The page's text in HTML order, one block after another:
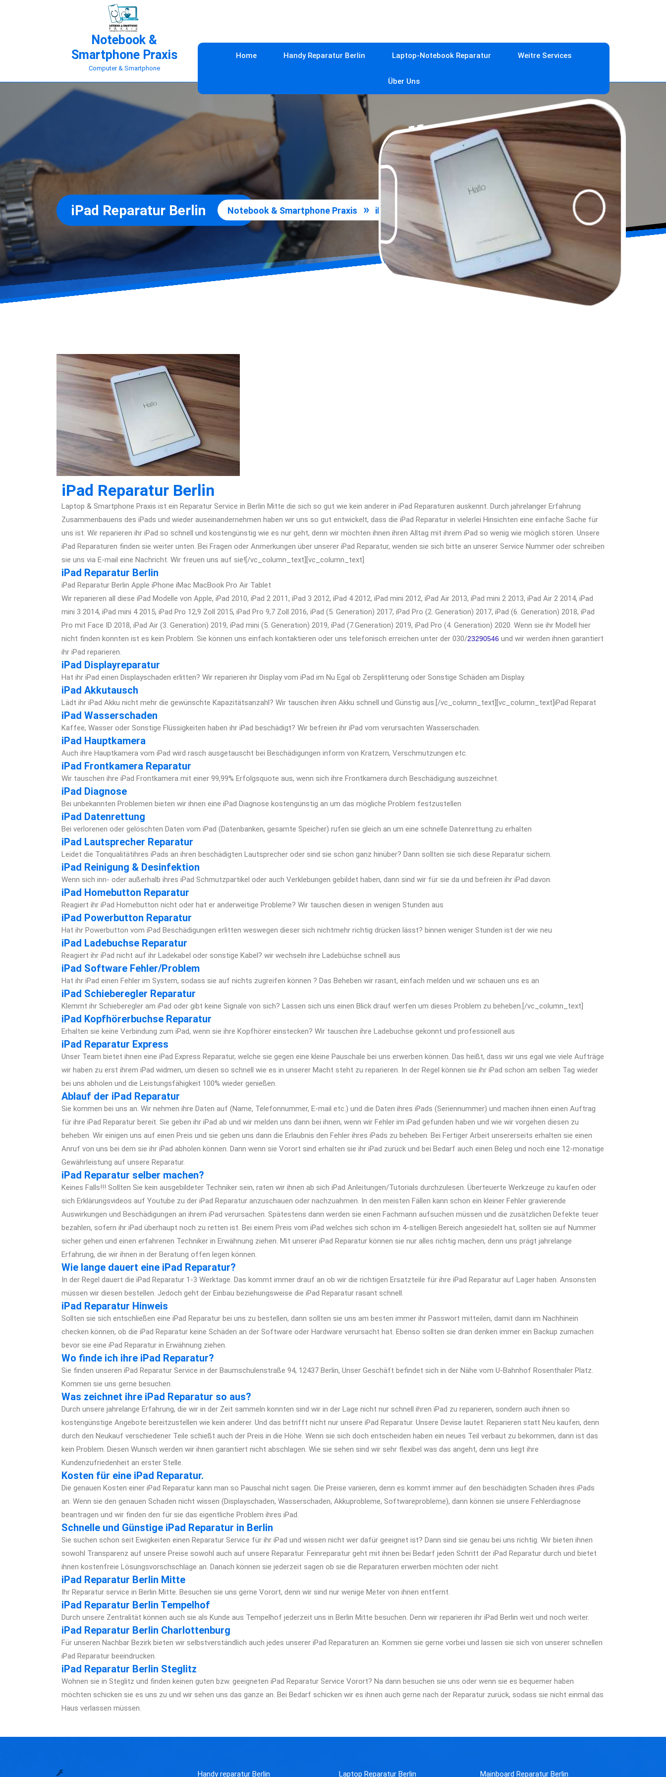
Notebook &
Smartphone Praxis
Computer & Smartphone
Home Handy Reparatur Berlin Laptop-Notebook Reparatur Weitre Services
Über Uns
iPad Reparatur Berlin Notebook & Smartphone Praxis » iPad Reparatur Berlin
iPad Reparatur Berlin
Laptop & Smartphone Praxis ist ein Reparatur Service in Berlin Mitte die sich so gut wie kein anderer in iPad Reparaturen auskennt. Durch jahrelanger Erfahrung
Zusammenbauens des iPads und wieder auseinandernehmen haben wir uns so gut entwickelt, dass die iPad Reparatur in vielerlei Hinsichten eine einfache Sache für
uns ist. Wir reparieren ihr iPad so schnell und kostengünstig wie es nur geht, denn wir möchten ihnen ihren Alltag mit ihrem iPad so wenig wie möglich stören. Unsere
iPad Reparaturen finden sie weiter unten. Bei Fragen oder Anmerkungen über unserer iPad Reparatur, wenden sie sich bitte an unserer Service Nummer oder schreiben
sie uns via E-mail eine Nachricht. Wir freuen uns auf sie![/vc_column_text][vc_column_text]
iPad Reparatur Berlin
iPad Reparatur Berlin Apple iPhone iMac MacBook Pro Air Tablet
Wir reparieren all diese iPad Modelle von Apple, iPad 2010, iPad 2 2011, iPad 3 2012, iPad 4 2012, iPad mini 2012, iPad Air 2013, iPad mini 2 2013, iPad Air 2 2014, iPad
mini 3 2014, iPad mini 4 2015, iPad Pro 12,9 Zoll 2015, iPad Pro 9,7 Zoll 2016, iPad (5. Generation) 2017, iPad Pro (2. Generation) 2017, iPad (6. Generation) 2018, iPad
Pro mit Face ID 2018, iPad Air (3. Generation) 2019, iPad mini (5. Generation) 2019, iPad (7.Generation) 2019, iPad Pro (4. Generation) 2020. Wenn sie ihr Modell hier
nicht finden konnten ist es kein Problem. Sie können uns einfach kontaktieren oder uns telefonisch erreichen unter der 030/23290546 und wir werden ihnen garantiert
ihr iPad reparieren.
iPad Displayreparatur
Hat ihr iPad einen Displayschaden erlitten? Wir reparieren ihr Display vom iPad im Nu Egal ob Zersplitterung oder Sonstige Schäden am Display.
iPad Akkutausch
Lädt ihr iPad Akku nicht mehr die gewünschte Kapazitätsanzahl? Wir tauschen ihren Akku schnell und Günstig aus.[/vc_column_text][vc_column_text]iPad Reparat
iPad Wasserschaden
Kaffee, Wasser oder Sonstige Flüssigkeiten haben ihr iPad beschädigt? Wir befreien ihr iPad vom verursachten Wasserschaden.
iPad Hauptkamera
Auch ihre Hauptkamera vom iPad wird rasch ausgetauscht bei Beschädigungen inform von Kratzern, Verschmutzungen etc.
iPad Frontkamera Reparatur
Wir tauschen ihre iPad Frontkamera mit einer 99,99% Erfolgsquote aus, wenn sich ihre Frontkamera durch Beschädigung auszeichnet.
iPad Diagnose
Bei unbekannten Problemen bieten wir ihnen eine iPad Diagnose kostengünstig an um das mögliche Problem festzustellen
iPad Datenrettung
Bei verlorenen oder gelöschten Daten vom iPad (Datenbanken, gesamte Speicher) rufen sie gleich an um eine schnelle Datenrettung zu erhalten
iPad Lautsprecher Reparatur
Leidet die Tonqualitätihres iPads an ihren beschädigten Lautsprecher oder sind sie schon ganz hinüber? Dann sollten sie sich diese Reparatur sichern.
iPad Reinigung & Desinfektion
Wenn sich inn- oder außerhalb ihres iPad Schmutzpartikel oder auch Verklebungen gebildet haben, dann sind wir für sie da und befreien ihr iPad davon.
iPad Homebutton Reparatur
Reagiert ihr iPad Homebutton nicht oder hat er anderweitige Probleme? Wir tauschen diesen in wenigen Stunden aus
iPad Powerbutton Reparatur
Hat ihr Powerbutton vom iPad Beschädigungen erlitten weswegen dieser sich nichtmehr richtig drücken lässt? binnen weniger Stunden ist der wie neu
iPad Ladebuchse Reparatur
Reagiert ihr iPad nicht auf ihr Ladekabel oder sonstige Kabel? wir wechseln ihre Ladebüchse schnell aus
iPad Software Fehler/Problem
Hat ihr iPad einen Fehler im System, sodass sie auf nichts zugreifen können ? Das Beheben wir rasant, einfach melden und wir schauen uns es an
iPad Schieberegler Reparatur
Klemmt ihr Schieberegler am iPad oder gibt keine Signale von sich? Lassen sich uns einen Blick drauf werfen um dieses Problem zu beheben.[/vc_column_text]
iPad Kopfhörerbuchse Reparatur
Erhalten sie keine Verbindung zum iPad, wenn sie ihre Kopfhörer einstecken? Wir tauschen ihre Ladebuchse gekonnt und professionell aus
iPad Reparatur Express
Unser Team bietet ihnen eine iPad Express Reparatur, welche sie gegen eine kleine Pauschale bei uns erwerben können. Das heißt, dass wir uns egal wie viele Aufträge
wir haben zu erst ihrem iPad widmen, um diesen so schnell wie es in unserer Macht steht zu reparieren. In der Regel können sie ihr iPad schon am selben Tag wieder
bei uns abholen und die Leistungsfähigkeit 100% wieder genießen.
Ablauf der iPad Reparatur
Sie kommen bei uns an. Wir nehmen ihre Daten auf (Name, Telefonnummer, E-mail etc.) und die Daten ihres iPads (Seriennummer) und machen ihnen einen Auftrag
für ihre iPad Reparatur bereit. Sie geben ihr iPad ab und wir melden uns dann bei ihnen, wenn wir Fehler im iPad gefunden haben und wie wir vorgehen diesen zu
beheben. Wir einigen uns auf einen Preis und sie geben uns dann die Erlaubnis den Fehler ihres iPads zu beheben. Bei Fertiger Arbeit unsererseits erhalten sie einen
Anruf von uns bei dem sie ihr iPad abholen können. Dann wenn sie Vorort sind erhalten sie ihr iPad zurück und bei Bedarf auch einen Beleg und noch eine 12-monatige
Gewährleistung auf unsere Reparatur.
iPad Reparatur selber machen?
Keines Falls!!! Sollten Sie kein ausgebildeter Techniker sein, raten wir ihnen ab sich iPad Anleitungen/Tutorials durchzulesen. Überteuerte Werkzeuge zu kaufen oder
sich Erklärungsvideos auf Youtube zu der iPad Reparatur anzuschauen oder nachzuahmen. In den meisten Fällen kann schon ein kleiner Fehler gravierende
Auswirkungen und Beschädigungen an ihrem iPad verursachen. Spätestens dann werden sie einen Fachmann aufsuchen müssen und die zusätzlichen Defekte teuer
bezahlen, sofern ihr iPad überhaupt noch zu retten ist. Bei einem Preis vom iPad welches sich schon im 4-stelligen Bereich angesiedelt hat, sollten sie auf Nummer
sicher gehen und einen erfahrenen Techniker in Erwähnung ziehen. Mit unserer iPad Reparatur können sie nur alles richtig machen, denn uns prägt jahrelange
Erfahrung, die wir ihnen in der Beratung offen legen können.
Wie lange dauert eine iPad Reparatur?
In der Regel dauert die iPad Reparatur 1-3 Werktage. Das kommt immer drauf an ob wir die richtigen Ersatzteile für ihre iPad Reparatur auf Lager haben. Ansonsten
müssen wir diesen bestellen. Jedoch geht der Einbau beziehungsweise die iPad Reparatur rasant schnell.
iPad Reparatur Hinweis
Sollten sie sich entschließen eine iPad Reparatur bei uns zu bestellen, dann sollten sie uns am besten immer ihr Passwort mitteilen, damit dann im Nachhinein
checken können, ob die iPad Reparatur keine Schäden an der Software oder Hardware verursacht hat. Ebenso sollten sie dran denken immer ein Backup zumachen
bevor sie eine iPad Reparatur in Erwähnung ziehen.
Wo finde ich ihre iPad Reparatur?
Sie finden unseren iPad Reparatur Service in der Baumschulenstraße 94, 12437 Berlin, Unser Geschäft befindet sich in der Nähe vom U-Bahnhof Rosenthaler Platz.
Kommen sie uns gerne besuchen.
Was zeichnet ihre iPad Reparatur so aus?
Durch unsere jahrelange Erfahrung, die wir in der Zeit sammeln konnten sind wir in der Lage nicht nur schnell ihren iPad zu reparieren, sondern auch ihnen so
kostengünstige Angebote bereitzustellen wie kein anderer. Und das betrifft nicht nur unsere iPad Reparatur. Unsere Devise lautet: Reparieren statt Neu kaufen, denn
durch den Neukauf verschiedener Teile schießt auch der Preis in die Höhe. Wenn sie sich doch entscheiden haben ein neues Teil verbaut zu bekommen, dann ist das
kein Problem. Diesen Wunsch werden wir ihnen garantiert nicht abschlagen. Wie sie sehen sind wir sehr flexibel was das angeht, denn uns liegt ihre
Kundenzufriedenheit an erster Stelle.
Kosten für eine iPad Reparatur.
Die genauen Kosten einer iPad Reparatur kann man so Pauschal nicht sagen. Die Preise variieren, denn es kommt immer auf den beschädigten Schaden ihres iPads
an. Wenn sie den genauen Schaden nicht wissen (Displayschaden, Wasserschaden, Akkuprobleme, Softwareprobleme), dann können sie unsere Fehlerdiagnose
beantragen und wir finden den für sie das eigentliche Problem ihres iPad.
Schnelle und Günstige iPad Reparatur in Berlin
Sie suchen schon seit Ewigkeiten einen Reparatur Service für ihr iPad und wissen nicht wer dafür geeignet ist? Dann sind sie genau bei uns richtig. Wir bieten ihnen
sowohl Transparenz auf unsere Preise sowohl auch auf unsere Reparatur. Feinreparatur geht mit ihnen bei Bedarf jeden Schritt der iPad Reparatur durch und bietet
ihnen kostenfreie Lösungsvorschschläge an. Danach können sie jederzeit sagen ob sie die Reparaturen erwerben möchten oder nicht.
iPad Reparatur Berlin Mitte
Ihr Reparatur service in Berlin Mitte. Besuchen sie uns gerne Vorort, denn wir sind nur wenige Meter von ihnen entfernt.
iPad Reparatur Berlin Tempelhof
Durch unsere Zentralität können auch sie als Kunde aus Tempelhof jederzeit uns in Berlin Mitte besuchen. Denn wir reparieren ihr iPad Berlin weit und noch weiter.
iPad Reparatur Berlin Charlottenburg
Für unseren Nachbar Bezirk bieten wir selbstverständlich auch jedes unserer iPad Reparaturen an. Kommen sie gerne vorbei und lassen sie sich von unserer schnellen
iPad Reparatur beeindrucken.
iPad Reparatur Berlin Steglitz
Wohnen sie in Steglitz und finden keinen guten bzw. geeigneten iPad Reparatur Service Vorort? Na dann besuchen sie uns oder wenn sie es bequemer haben
möchten schicken sie es uns zu und wir sehen uns das ganze an. Bei Bedarf schicken wir es ihnen auch gerne nach der Reparatur zurück, sodass sie nicht einmal das
Haus verlassen müssen.
Handy reparatur Berlin Laptop Reparatur Berlin Mainboard Reparatur Berlin